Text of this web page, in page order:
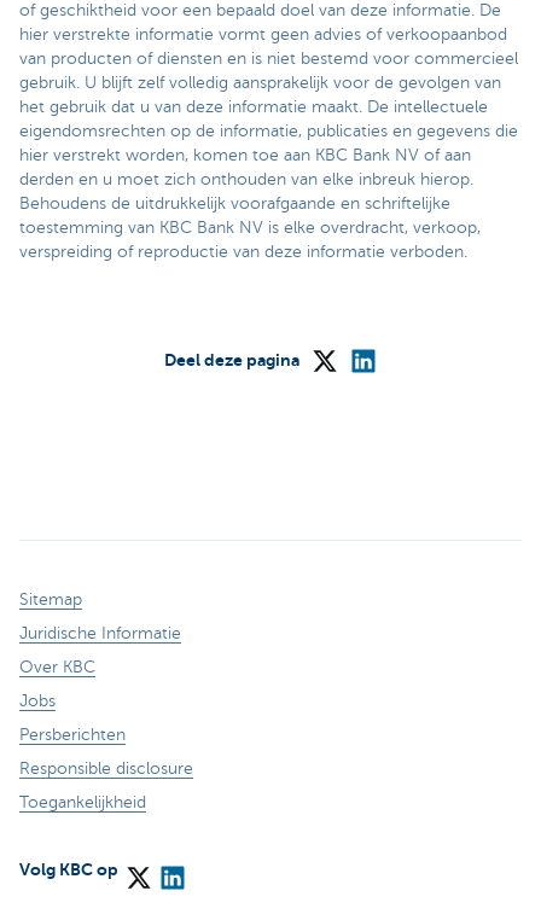
of geschiktheid voor een bepaald doel van deze informatie. De
hier verstrekte informatie vormt geen advies of verkoopaanbod
van producten of diensten en is niet bestemd voor commercieel
gebruik. U blijft zelf volledig aansprakelijk voor de gevolgen van
het gebruik dat u van deze informatie maakt. De intellectuele
eigendomsrechten op de informatie, publicaties en gegevens die
hier verstrekt worden, komen toe aan KBC Bank NV of aan
derden en u moet zich onthouden van elke inbreuk hierop.
Behoudens de uitdrukkelijk voorafgaande en schriftelijke
toestemming van KBC Bank NV is elke overdracht, verkoop,
verspreiding of reproductie van deze informatie verboden.
Deel deze pagina
Sitemap
Juridische Informatie
Over KBC
Jobs
Persberichten
Responsible disclosure
Toegankelijkheid
Volg KBC op